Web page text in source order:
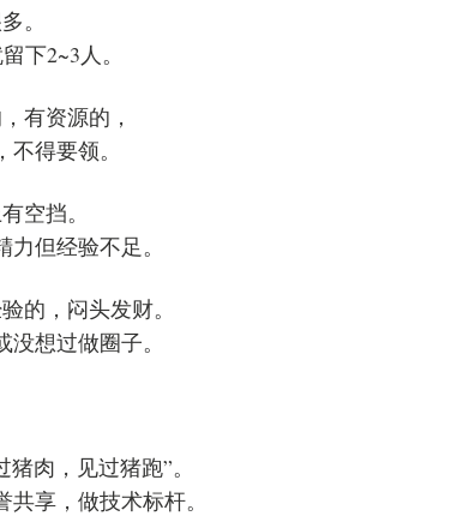
。
下2~3人。
有资源的，
得要领。
空挡。
但经验不足。
的，闷头发财。
想过做圈子。
肉，见过猪跑”。
享，做技术标杆。